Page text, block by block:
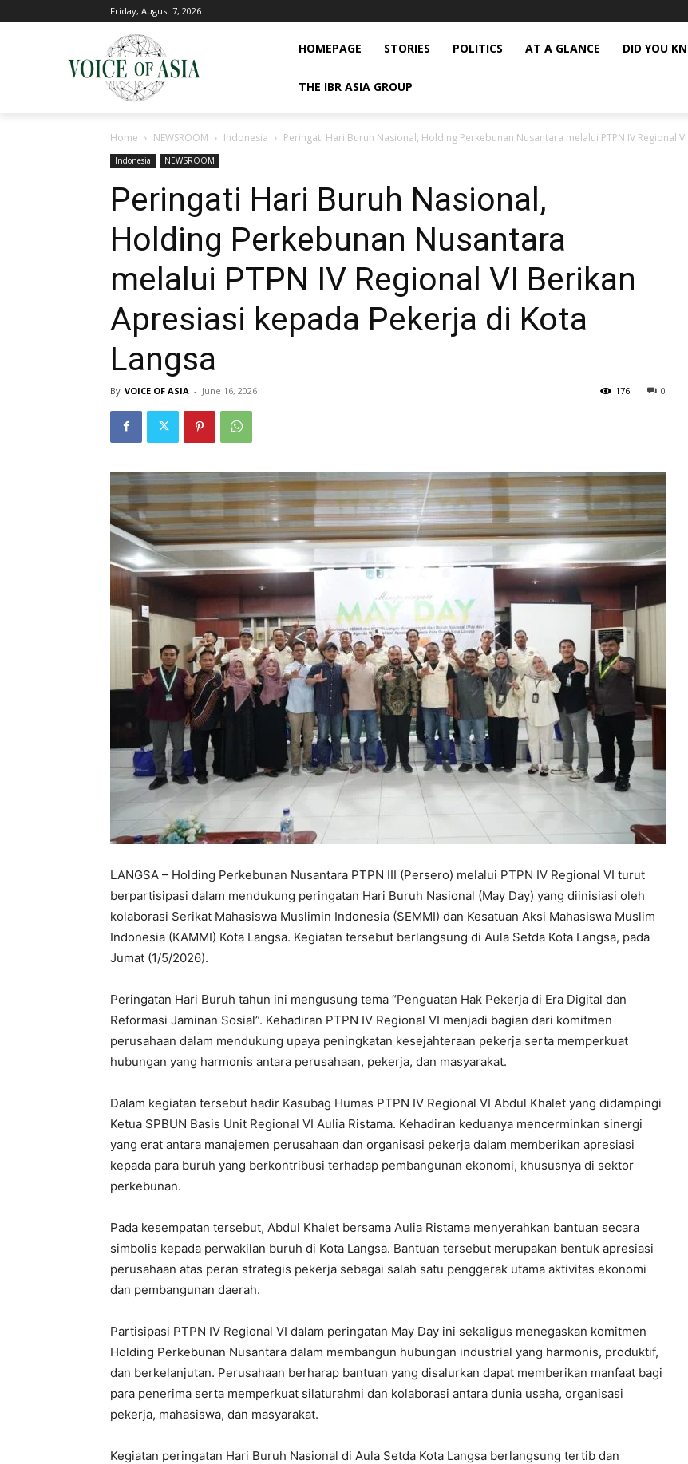
Friday, August 7, 2026
HOMEPAGE STORIES POLITICS AT A GLANCE DID YOU
THE IBR ASIA GROUP
Home NEWSROOM Indonesia Peringati Hari Buruh Nasional, Holding Perkebunan Nusantara melalui PTPN IV Regional
Indonesia NEWSROOM
Peringati Hari Buruh Nasional,
Holding Perkebunan Nusantara
melalui PTPN IV Regional VI Berikan
Apresiasi kepada Pekerja di Kota
Langsa
By VOICE OF ASIA - June 16, 2026 0
176
LANGSA – Holding Perkebunan Nusantara PTPN III (Persero) melalui PTPN IV Regional VI turut
berpartisipasi dalam mendukung peringatan Hari Buruh Nasional (May Day) yang diinisiasi oleh
kolaborasi Serikat Mahasiswa Muslimin Indonesia (SEMMI) dan Kesatuan Aksi Mahasiswa Muslim
Indonesia (KAMMI) Kota Langsa. Kegiatan tersebut berlangsung di Aula Setda Kota Langsa, pada
Jumat (1/5/2026).
Peringatan Hari Buruh tahun ini mengusung tema “Penguatan Hak Pekerja di Era Digital dan
Reformasi Jaminan Sosial”. Kehadiran PTPN IV Regional VI menjadi bagian dari komitmen
perusahaan dalam mendukung upaya peningkatan kesejahteraan pekerja serta memperkuat
hubungan yang harmonis antara perusahaan, pekerja, dan masyarakat.
Dalam kegiatan tersebut hadir Kasubag Humas PTPN IV Regional VI Abdul Khalet yang didampingi
Ketua SPBUN Basis Unit Regional VI Aulia Ristama. Kehadiran keduanya mencerminkan sinergi
yang erat antara manajemen perusahaan dan organisasi pekerja dalam memberikan apresiasi
kepada para buruh yang berkontribusi terhadap pembangunan ekonomi, khususnya di sektor
perkebunan.
Pada kesempatan tersebut, Abdul Khalet bersama Aulia Ristama menyerahkan bantuan secara
simbolis kepada perwakilan buruh di Kota Langsa. Bantuan tersebut merupakan bentuk apresiasi
perusahaan atas peran strategis pekerja sebagai salah satu penggerak utama aktivitas ekonomi
dan pembangunan daerah.
Partisipasi PTPN IV Regional VI dalam peringatan May Day ini sekaligus menegaskan komitmen
Holding Perkebunan Nusantara dalam membangun hubungan industrial yang harmonis, produktif,
dan berkelanjutan. Perusahaan berharap bantuan yang disalurkan dapat memberikan manfaat bagi
para penerima serta memperkuat silaturahmi dan kolaborasi antara dunia usaha, organisasi
pekerja, mahasiswa, dan masyarakat.
Kegiatan peringatan Hari Buruh Nasional di Aula Setda Kota Langsa berlangsung tertib dan